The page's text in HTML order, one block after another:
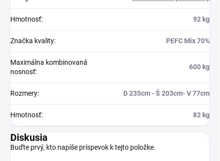
Hmotnosť: 92 kg
Značka kvality: PEFC Mix 70%
Maximálna kombinovaná
nosnosť:
600 kg
Rozmery: D 235cm - Š 203cm- V 77cm
Hmotnosť: 82 kg
Diskusia
Buďte prvý, kto napíše príspevok k tejto položke.